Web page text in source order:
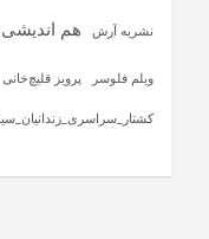
نشریه آرش هم
ویلم فلوسر پرویز قلیچ‌خانی